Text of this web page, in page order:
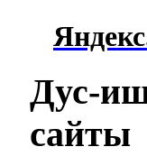
Дус-
сайты